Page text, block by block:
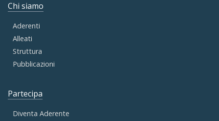
Chi siamo
Aderenti
Alleati
Struttura
Pubblicazioni
Partecipa
Diventa Aderente